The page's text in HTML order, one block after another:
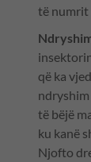
të numrit
që ka
të bëjë
ku kanë
Njofto